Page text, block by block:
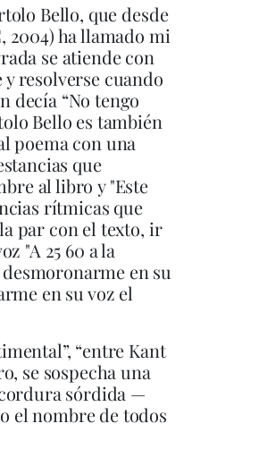
Bello, que desde
2004) ha llamado mi
se atiende con
resolverse cuando
decía “No tengo
Bello es también
poema con una
que
al libro y "Este
rítmicas que
par con el texto, ir
"A 25 60 a la
en su
en su voz el
“entre Kant
se sospecha una
sórdida —
el nombre de todos